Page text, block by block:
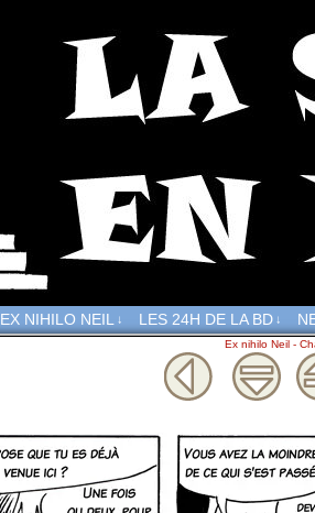
EX NIHILO NEIL ↓ LES 24H DE LA BD ↓
Ex nihilo Neil -